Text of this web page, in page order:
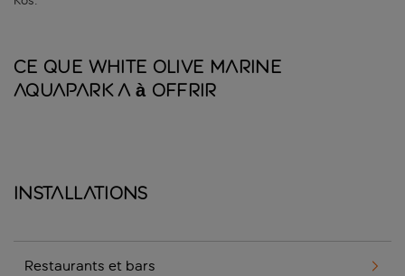
Ce que White Olive Marine
Aquapark a à offrir
Installations
Restaurants et bars